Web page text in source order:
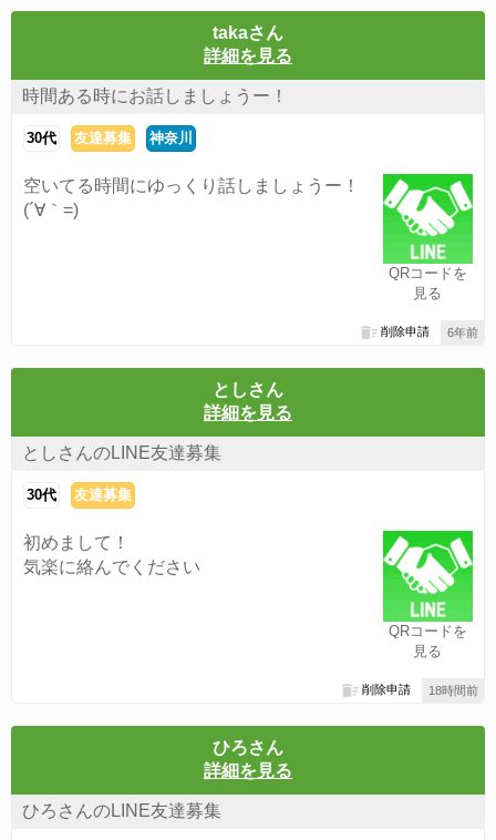
takaさん
詳細を見る
時間ある時にお話しましょうー！
30代 友達募集 神奈川
QRコードを
見る
空いてる時間にゆっくり話しましょうー！
(´∀｀=)
6年前
削除申請
としさん
詳細を見る
としさんのLINE友達募集
30代 友達募集
QRコードを
見る
初めまして！
気楽に絡んでください
18時間前
削除申請
ひろさん
詳細を見る
ひろさんのLINE友達募集